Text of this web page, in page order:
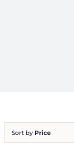
Sort by Price